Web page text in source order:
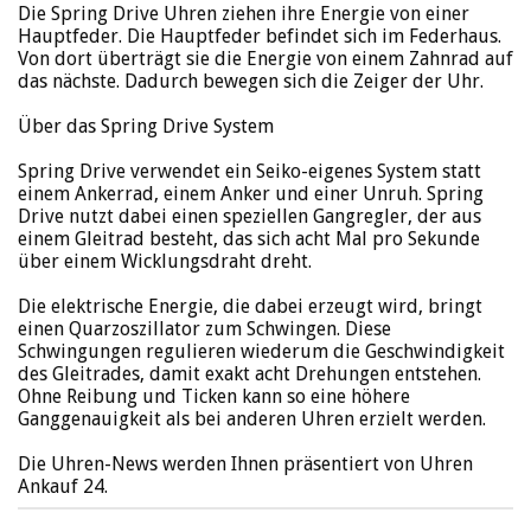
Die Spring Drive Uhren ziehen ihre Energie von einer
Hauptfeder. Die Hauptfeder befindet sich im Federhaus.
Von dort überträgt sie die Energie von einem Zahnrad auf
das nächste. Dadurch bewegen sich die Zeiger der Uhr.
Über das Spring Drive System
Spring Drive verwendet ein Seiko-eigenes System statt
einem Ankerrad, einem Anker und einer Unruh. Spring
Drive nutzt dabei einen speziellen Gangregler, der aus
einem Gleitrad besteht, das sich acht Mal pro Sekunde
über einem Wicklungsdraht dreht.
Die elektrische Energie, die dabei erzeugt wird, bringt
einen Quarzoszillator zum Schwingen. Diese
Schwingungen regulieren wiederum die Geschwindigkeit
des Gleitrades, damit exakt acht Drehungen entstehen.
Ohne Reibung und Ticken kann so eine höhere
Ganggenauigkeit als bei anderen Uhren erzielt werden.
Die Uhren-News werden Ihnen präsentiert von Uhren
Ankauf 24.